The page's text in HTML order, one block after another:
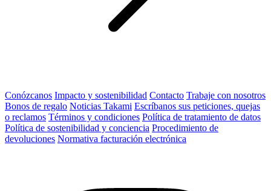
Conózcanos Impacto y sostenibilidad Contacto Trabaje con nosotros
Bonos de regalo Noticias Takami Escríbanos sus peticiones, quejas
o reclamos Términos y condiciones Política de tratamiento de datos
Política de sostenibilidad y conciencia Procedimiento de
devoluciones Normativa facturación electrónica